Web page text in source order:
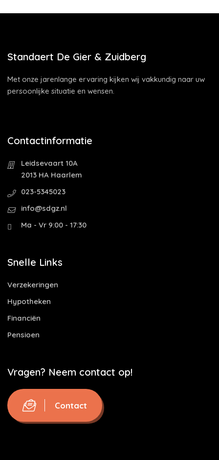
Standaert De Gier & Zuidberg
Met onze jarenlange ervaring kijken wij vakkundig naar uw
persoonlijke situatie en wensen.
Contactinformatie
Leidsevaart 10A
2013 HA Haarlem
023-5345023
info@sdgz.nl
Ma - Vr 9:00 - 17:30
Snelle Links
Verzekeringen
Hypotheken
Financiën
Pensioen
Vragen? Neem contact op!
Contact